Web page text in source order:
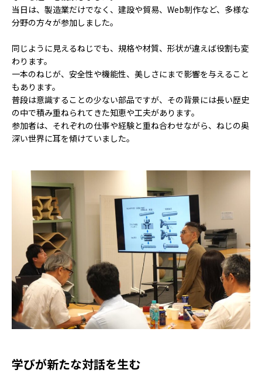
当日は、製造業だけでなく、建設や貿易、Web制作など、多様な
分野の方々が参加しました。
同じように見えるねじでも、規格や材質、形状が違えば役割も変
わります。
一本のねじが、安全性や機能性、美しさにまで影響を与えること
もあります。
普段は意識することの少ない部品ですが、その背景には長い歴史
の中で積み重ねられてきた知恵や工夫があります。
参加者は、それぞれの仕事や経験と重ね合わせながら、ねじの奥
深い世界に耳を傾けていました。
学びが新たな対話を生む